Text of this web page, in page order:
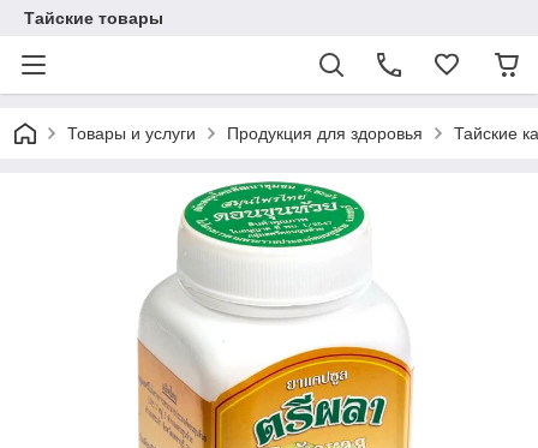
Тайские товары
Товары и услуги Продукция для здоровья Тайские